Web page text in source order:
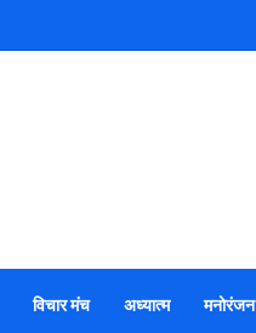
विचार मंच अध्यात्म मनोरंजन